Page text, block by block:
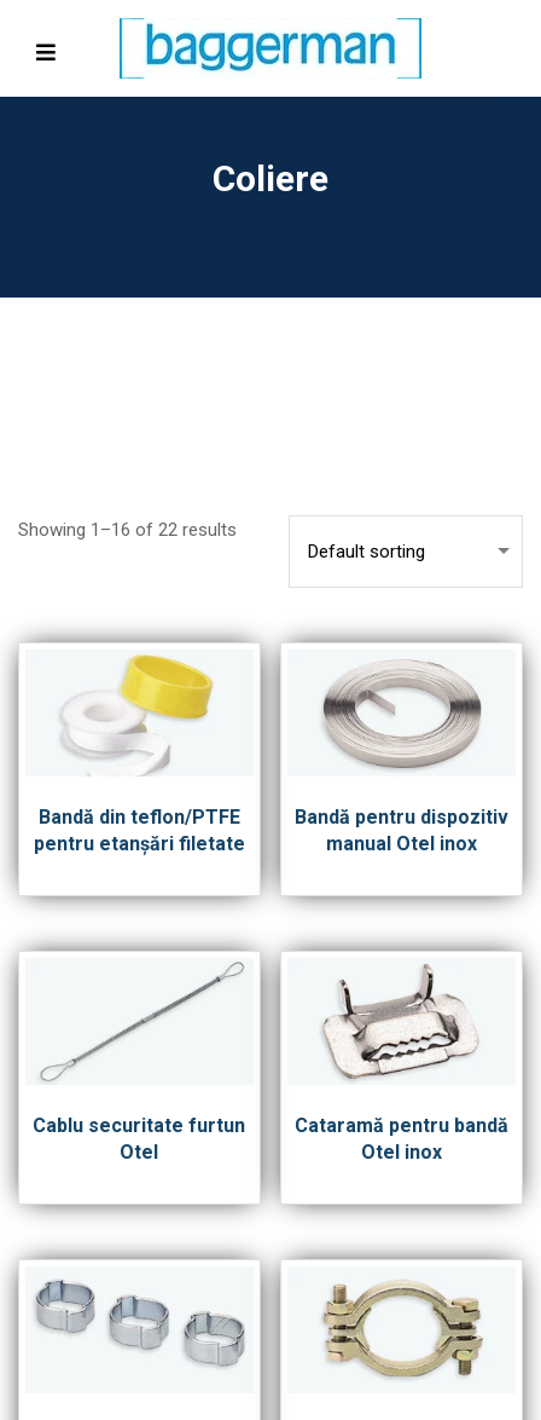
Coliere
Showing 1–16 of 22 results
Bandă din teflon/PTFE
pentru etanşări filetate
Bandă pentru dispozitiv
manual Otel inox
Cablu securitate furtun
Otel
Cataramă pentru bandă
Otel inox